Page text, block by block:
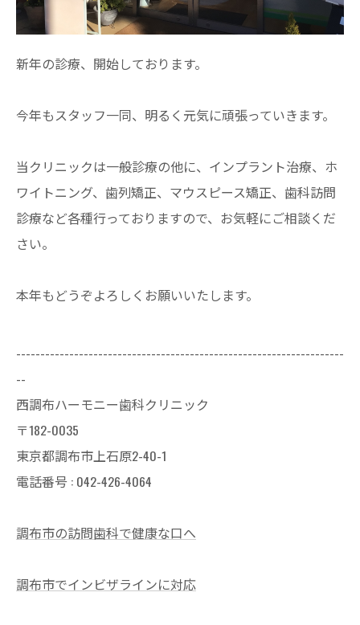
新年の診療、開始しております。
今年もスタッフ一同、明るく元気に頑張っていきます。
当クリニックは一般診療の他に、インプラント治療、ホ
ワイトニング、歯列矯正、マウスピース矯正、歯科訪問
診療など各種行っておりますので、お気軽にご相談くだ
さい。
本年もどうぞよろしくお願いいたします。
--------------------------------------------------------------------
--
西調布ハーモニー歯科クリニック
〒182-0035
東京都調布市上石原2-40-1
電話番号 : 042-426-4064
調布市の訪問歯科で健康な口へ
調布市でインビザラインに対応